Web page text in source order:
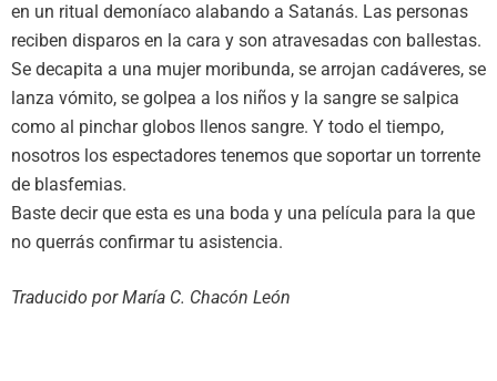
en un ritual demoníaco alabando a Satanás. Las personas
reciben disparos en la cara y son atravesadas con ballestas.
Se decapita a una mujer moribunda, se arrojan cadáveres, se
lanza vómito, se golpea a los niños y la sangre se salpica
como al pinchar globos llenos sangre. Y todo el tiempo,
nosotros los espectadores tenemos que soportar un torrente
de blasfemias.
Baste decir que esta es una boda y una película para la que
no querrás confirmar tu asistencia.
Traducido por María C. Chacón León